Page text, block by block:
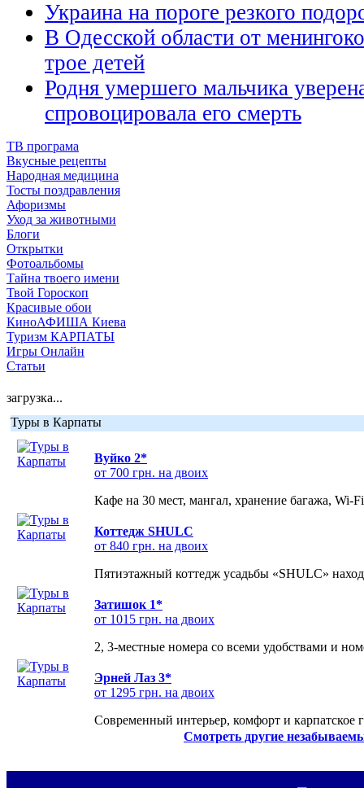
Украина на пороге резкого
В Одесской области от
трое детей
Родня умершего мальчика
спровоцировала его смерть
ТВ програма
Вкусные рецепты
Народная медицина
Тосты поздравления
Афоризмы
Уход за животными
Блоги
Открытки
Фотоальбомы
Тайна твоего имени
Твой Гороскоп
Красивые обои
КиноАФИША Киева
Туризм КАРПАТЫ
Игры Онлайн
Статьи
загрузка...
Туры в Карпаты
Вуйко 2*
от 700 грн. на двоих
Кафе на 30 мест, мангал, хранение багажа, Wi-
Коттедж SHULC
от 840 грн. на двоих
Пятиэтажный коттедж усадьбы «SHULC»
Затишок 1*
от 1015 грн. на двоих
2, 3-местные номера со всеми удобствами и
Эрней Лаз 3*
от 1295 грн. на двоих
Современный интерьер, комфорт и карпатское
Смотреть другие